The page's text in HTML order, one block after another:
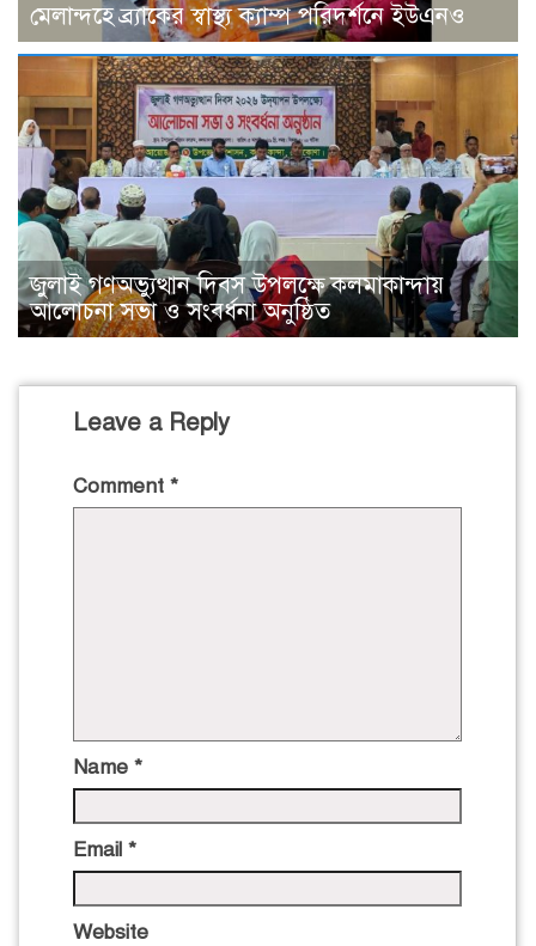
মেলান্দহে ব্র্যাকের স্বাস্থ্য ক্যাম্প পরিদর্শনে ইউএনও
জুলাই গণঅভ্যুত্থান দিবস উপলক্ষে কলমাকান্দায়
আলোচনা সভা ও সংবর্ধনা অনুষ্ঠিত
Leave a Reply
Comment *
Name *
Email *
Website